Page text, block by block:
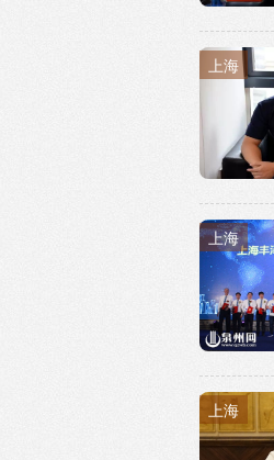
上海
上海
上海